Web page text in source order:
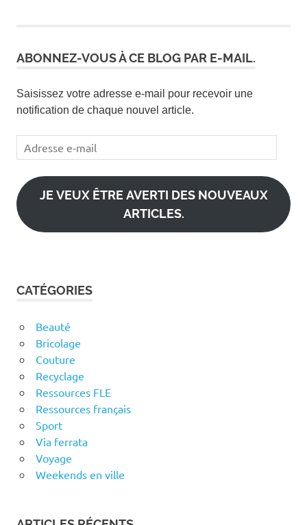
ABONNEZ-VOUS À CE BLOG PAR E-MAIL.
Saisissez votre adresse e-mail pour recevoir une
notification de chaque nouvel article.
Adresse
e-
mail
JE VEUX ÊTRE AVERTI DES NOUVEAUX
ARTICLES.
CATÉGORIES
Beauté
Bricolage
Couture
Recyclage
Ressources FLE
Ressources français
Sport
Via ferrata
Voyage
Weekends en ville